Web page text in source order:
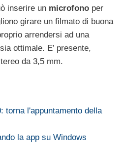
inserire un microfono per
girare un filmato di buona
arrendersi ad una
ottimale. E’ presente,
da 3,5 mm.
torna l'appuntamento della
la app su Windows